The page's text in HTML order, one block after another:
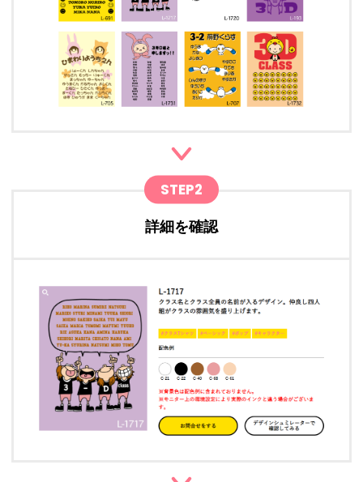
STEP2
詳細を確認